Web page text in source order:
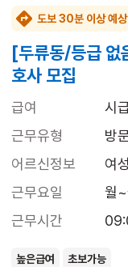
도보 30분 이상 예상
[두류동/등급
호사 모집
급여
시
근무유형
방
어르신정보
여성
근무요일
월
근무시간
높은급여 초보가능